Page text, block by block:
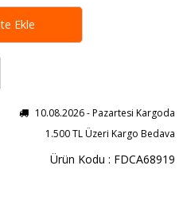
10.08.2026 - Pazartesi Kargoda
1.500 TL Üzeri Kargo Bedava
Ürün Kodu : FDCA68919
Ekle